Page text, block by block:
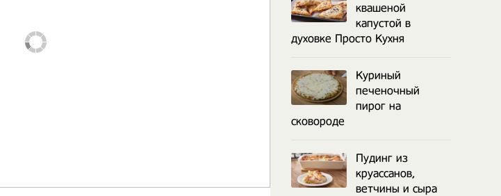
квашеной
капустой в
духовке Просто Кухня
Куриный
печеночный
пирог на
сковороде
Пудинг из
круассанов,
ветчины и сыра